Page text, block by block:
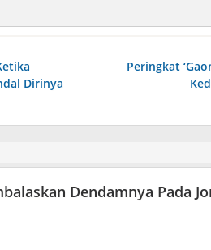
Dirinya
Peringkat
Dendamnya Pada